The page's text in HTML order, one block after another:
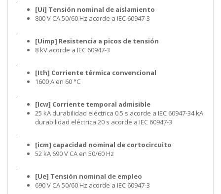
[Ui] Tensión nominal de aislamiento
800 V CA 50/60 Hz acorde a IEC 60947-3
.
[Uimp] Resistencia a picos de tensión
8 kV acorde a IEC 60947-3
.
[Ith] Corriente térmica convencional
1600 A en 60 °C
.
[Icw] Corriente temporal admisible
25 kA durabilidad eléctrica 0.5 s acorde a IEC 60947-34 kA
durabilidad eléctrica 20 s acorde a IEC 60947-3
.
[icm] capacidad nominal de cortocircuito
52 kA 690 V CA en 50/60 Hz
.
[Ue] Tensión nominal de empleo
690 V CA 50/60 Hz acorde a IEC 60947-3